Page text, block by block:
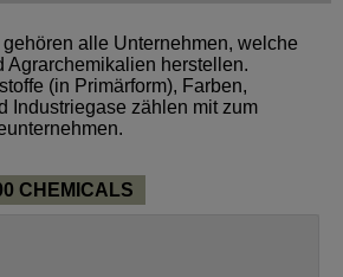
alle Unternehmen, welche
Agrarchemikalien herstellen.
(in Primärform), Farben,
Industriegase zählen mit zum
CHEMICALS